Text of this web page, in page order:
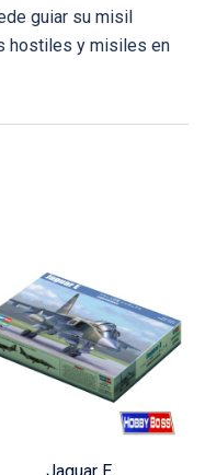
guiar su misil
hostiles y misiles en
Jaguar E